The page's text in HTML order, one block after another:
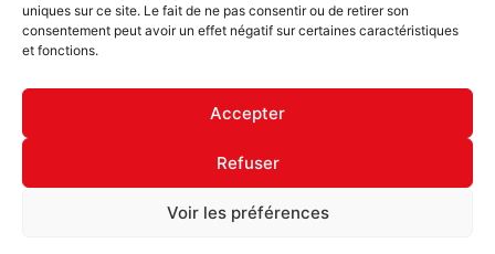
uniques sur ce site. Le fait de ne pas consentir ou de retirer son
consentement peut avoir un effet négatif sur certaines caractéristiques
et fonctions.
Accepter
Refuser
Voir les préférences
S'inscrire à la newsletter
© Copyright © 2022 Maxi Flash